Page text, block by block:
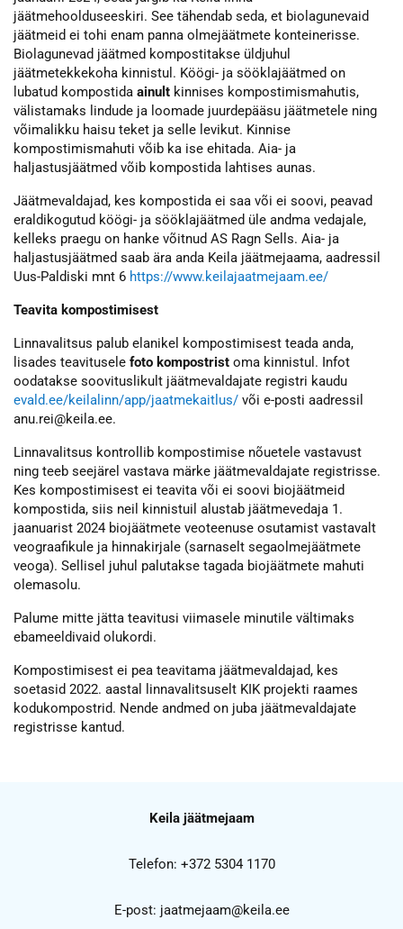
jäätmehoolduseeskiri. See tähendab seda, et biolagunevaid
jäätmeid ei tohi enam panna olmejäätmete konteinerisse.
Biolagunevad jäätmed kompostitakse üldjuhul
jäätmetekkekoha kinnistul. Köögi- ja sööklajäätmed on
lubatud kompostida ainult kinnises kompostimismahutis,
välistamaks lindude ja loomade juurdepääsu jäätmetele ning
võimalikku haisu teket ja selle levikut. Kinnise
kompostimismahuti võib ka ise ehitada. Aia- ja
haljastusjäätmed võib kompostida lahtises aunas.
Jäätmevaldajad, kes kompostida ei saa või ei soovi, peavad
eraldikogutud köögi- ja sööklajäätmed üle andma vedajale,
kelleks praegu on hanke võitnud AS Ragn Sells. Aia- ja
haljastusjäätmed saab ära anda Keila jäätmejaama, aadressil
Uus-Paldiski mnt 6 https://www.keilajaatmejaam.ee/
Teavita kompostimisest
Linnavalitsus palub elanikel kompostimisest teada anda,
lisades teavitusele foto kompostrist oma kinnistul. Infot
oodatakse soovituslikult jäätmevaldajate registri kaudu
evald.ee/keilalinn/app/jaatmekaitlus/ või e-posti aadressil
anu.rei@keila.ee.
Linnavalitsus kontrollib kompostimise nõuetele vastavust
ning teeb seejärel vastava märke jäätmevaldajate registrisse.
Kes kompostimisest ei teavita või ei soovi biojäätmeid
kompostida, siis neil kinnistuil alustab jäätmevedaja 1.
jaanuarist 2024 biojäätmete veoteenuse osutamist vastavalt
veograafikule ja hinnakirjale (sarnaselt segaolmejäätmete
veoga). Sellisel juhul palutakse tagada biojäätmete mahuti
olemasolu.
Palume mitte jätta teavitusi viimasele minutile vältimaks
ebameeldivaid olukordi.
Kompostimisest ei pea teavitama jäätmevaldajad, kes
soetasid 2022. aastal linnavalitsuselt KIK projekti raames
kodukompostrid. Nende andmed on juba jäätmevaldajate
registrisse kantud.
Keila jäätmejaam
Telefon: +372 5304 1170
E-post: jaatmejaam@keila.ee